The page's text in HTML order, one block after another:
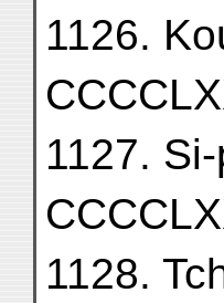
1126.
1127.
1128.